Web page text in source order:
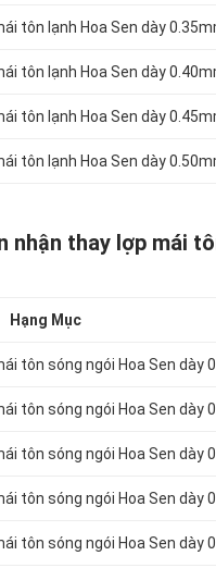
tôn lạnh Hoa Sen dày
tôn lạnh Hoa Sen dày
tôn lạnh Hoa Sen dày
tôn lạnh Hoa Sen dày
nhận thay lợp mái
Hạng Mục
tôn sóng ngói Hoa Sen dày
tôn sóng ngói Hoa Sen dày
tôn sóng ngói Hoa Sen dày
tôn sóng ngói Hoa Sen dày
tôn sóng ngói Hoa Sen dày